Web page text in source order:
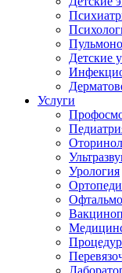
Детские
Услуги
Урология